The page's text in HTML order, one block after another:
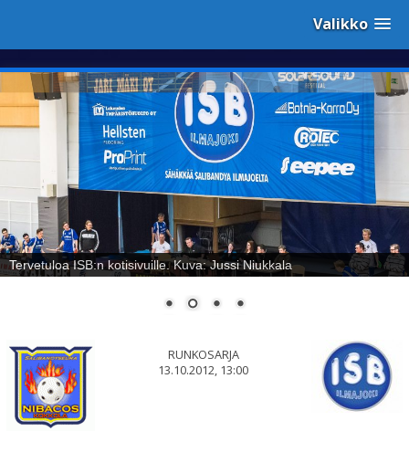
Valikko
Sähäkkää salibandya Ilmajoelta! Kuva: Jussi Niukkala
RUNKOSARJA
13.10.2012, 13:00